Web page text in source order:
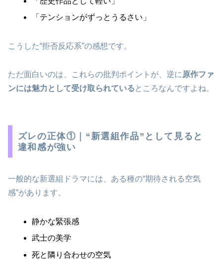
「テンションがずっとうるさい」
こうした“拒否反応系”の感想です。
ただ面白いのは、これらの批判ポイントが、逆に 原作ファ
ンには魅力として受け取られている ところなんですよね。
ズレの正体①｜“新選組作品”として見ると
違和感が強い
一般的な新選組ドラマには、ある種の“期待される空気
感”があります。
静かな緊張感
武士の美学
死と隣り合わせの空気